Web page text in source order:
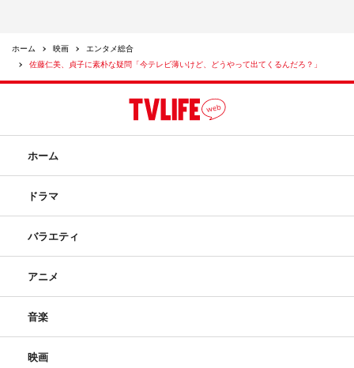
＜スタッフ＞
原作：鈴木光司「タイド」（角川ホラー文庫刊）
脚本：杉原憲明 音楽：海田庄吾
主題歌：女王蜂「聖戦」（Sony Music Associated
Records）
“HEAVEN”」（Sony Music Associated Records）
製作：「貞子」製作委員会
公式サイト：sadako-movie.jp
公式Twitter：@sadako3d
公式TikTok：@貞子Official
ホーム 映画
エンタメ総合
佐藤仁美、貞子に素朴な疑問「今テレビ薄いけど、どうやって出てくるんだろ？」
ホーム
ドラマ
バラエティ
アニメ
音楽
映画